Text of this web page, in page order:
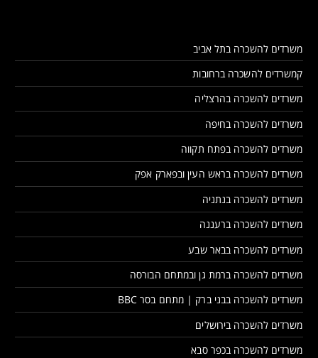
משרדים להשכרה בתל אביב
קמשרדים להשכרה ברחובות
משרדים להשכרה בהרצליה
משרדים להשכרה בחיפה
משרדים להשכרה בפתח תקווה
משרדים להשכרה בראש העין ובפארק אפק
משרדים להשכרה בנתניה
משרדים להשכרה ברעננה
משרדים להשכרה בבאר שבע
משרדים להשכרה ברמת גן ובמתחם הבורסה
משרדים להשכרה בבני ברק | מתחם בסר BBC
משרדים להשכרה בירושלים
משרדים להשכרה בכפר סבא